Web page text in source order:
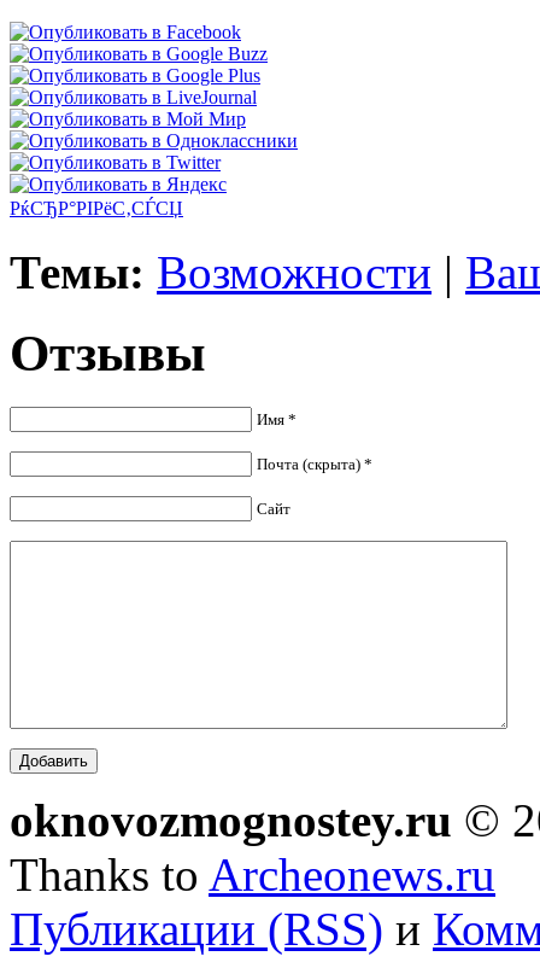
РќСЂР°РІРёС‚СЃСЏ
Темы: Возможности |
Отзывы
Имя *
Почта (скрыта) *
Сайт
oknovozmognostey.ru ©
Thanks to Archeonews.ru
Публикации (RSS) и